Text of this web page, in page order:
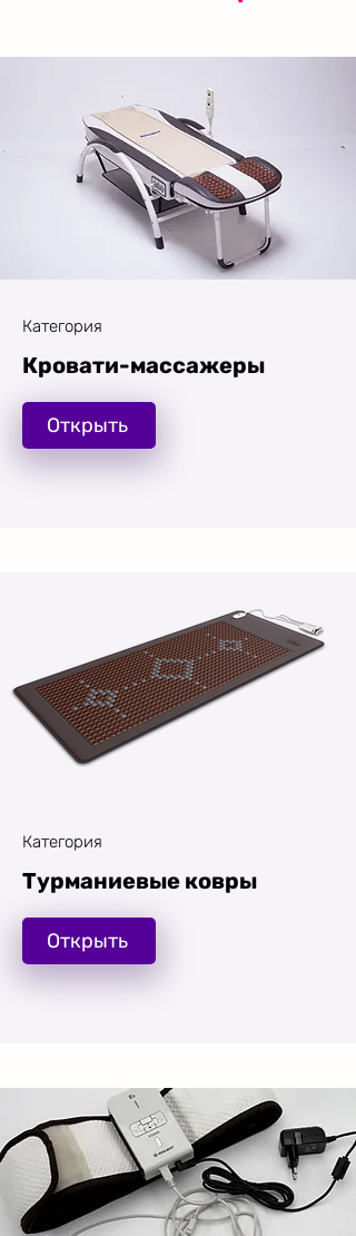
Категория
Кровати-массажеры
Открыть
Категория
Турманиевые ковры
Открыть